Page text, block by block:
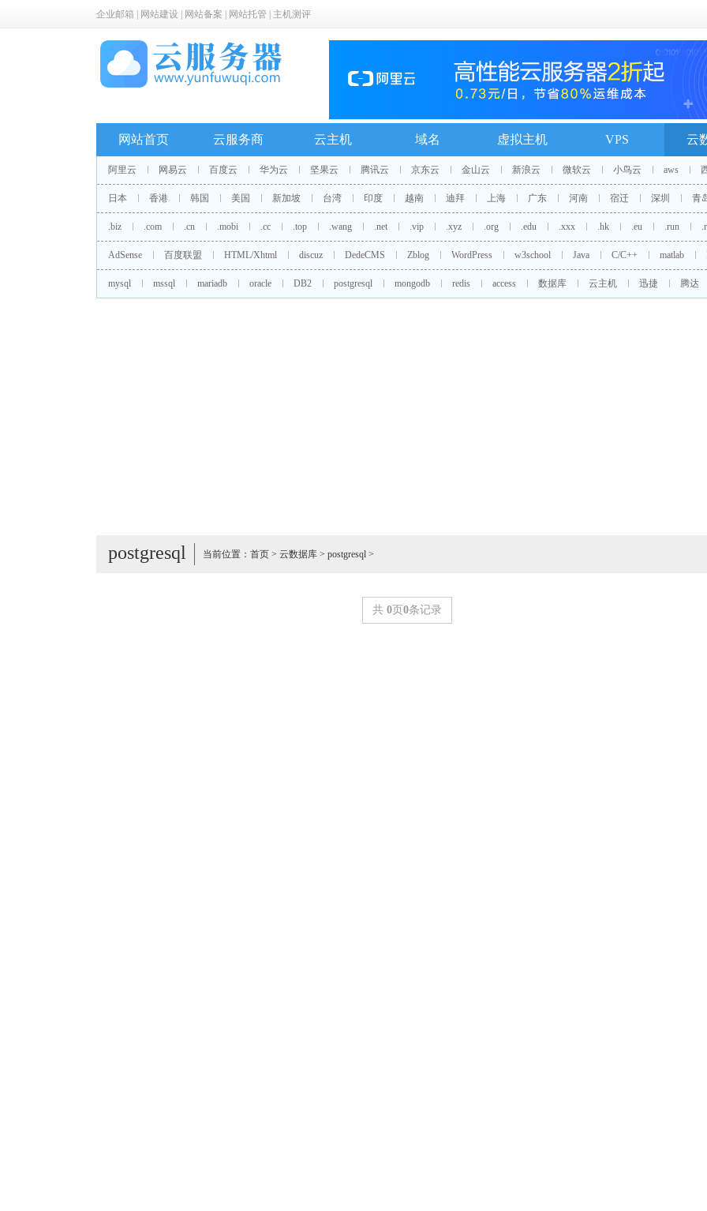
企业邮箱 网站建设 网站备案 网站托管 主机测评
网站首页 云服务商 云主机 域名 虚拟主机 VPS 云
阿里云 网易云 百度云 华为云 坚果云 腾讯云 京东云 金山云 新浪云 微软云 小鸟云 aws
日本 香港 韩国 美国 新加坡 台湾 印度 越南 迪拜 上海 广东 河南 宿迁 深圳 青
.biz .com .cn .mobi .cc .top .wang .net .vip .xyz .org .edu .xxx .hk .eu .run
AdSense 百度联盟 HTML/Xhtml discuz DedeCMS Zblog WordPress w3school Java C/C++ matlab
mysql mssql mariadb oracle DB2 postgresql mongodb redis access 数据库 云主机 迅捷 腾达
postgresql 当前位置： 首页 > 云数据库 > postgresql >
共 0页 0条记录